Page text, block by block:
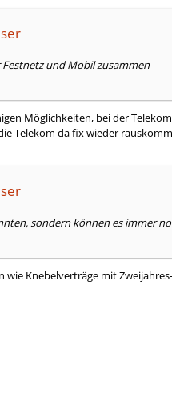
und Mobil zusammen
Möglichkeiten, bei der
Telekom da fix wieder
sondern können es immer
wie Knebelverträge mit